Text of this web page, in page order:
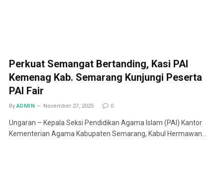
Perkuat Semangat Bertanding, Kasi PAI
Kemenag Kab. Semarang Kunjungi Peserta
PAI Fair
By ADMIN November 27, 2025 0
Ungaran – Kepala Seksi Pendidikan Agama Islam (PAI) Kantor
Kementerian Agama Kabupaten Semarang, Kabul Hermawan…